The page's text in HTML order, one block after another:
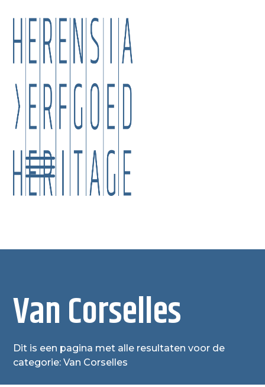
Van Corselles
Dit is een pagina met alle resultaten voor de
categorie: Van Corselles